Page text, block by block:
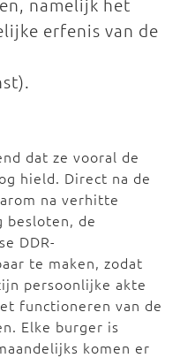
namelijk het
erfenis van de
dat ze vooral de
hield. Direct na de
na verhitte
besloten, de
DDR-
te maken, zodat
persoonlijke akte
functioneren van de
Elke burger is
komen er